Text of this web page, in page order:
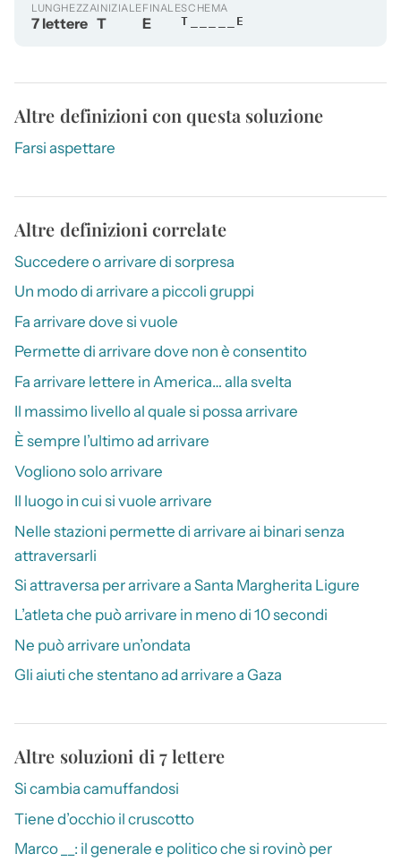
LUNGHEZZA
7 lettere
INIZIALE
T
FINALE
E
SCHEMA
T_____E
Altre definizioni con questa soluzione
Farsi aspettare
Altre definizioni correlate
Succedere o arrivare di sorpresa
Un modo di arrivare a piccoli gruppi
Fa arrivare dove si vuole
Permette di arrivare dove non è consentito
Fa arrivare lettere in America… alla svelta
Il massimo livello al quale si possa arrivare
È sempre l’ultimo ad arrivare
Vogliono solo arrivare
Il luogo in cui si vuole arrivare
Nelle stazioni permette di arrivare ai binari senza
attraversarli
Si attraversa per arrivare a Santa Margherita Ligure
L’atleta che può arrivare in meno di 10 secondi
Ne può arrivare un’ondata
Gli aiuti che stentano ad arrivare a Gaza
Altre soluzioni di 7 lettere
Si cambia camuffandosi
Tiene d’occhio il cruscotto
Marco __: il generale e politico che si rovinò per